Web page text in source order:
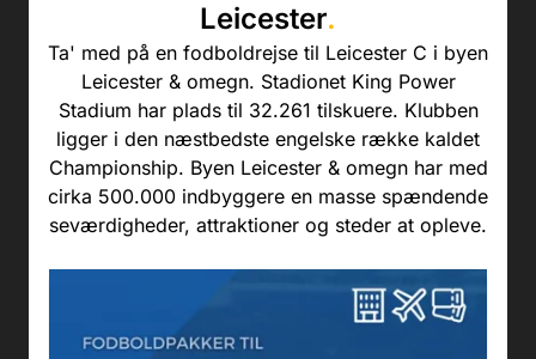
Leicester.
Ta' med på en fodboldrejse til Leicester C i byen
Leicester & omegn. Stadionet King Power
Stadium har plads til 32.261 tilskuere. Klubben
ligger i den næstbedste engelske række kaldet
Championship. Byen Leicester & omegn har med
cirka 500.000 indbyggere en masse spændende
seværdigheder, attraktioner og steder at opleve.